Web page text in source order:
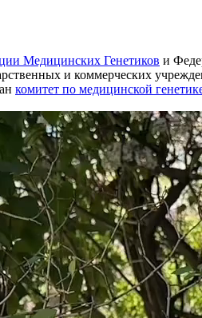
Медицинских Генетиков и
и коммерческих
комитет по медицинской